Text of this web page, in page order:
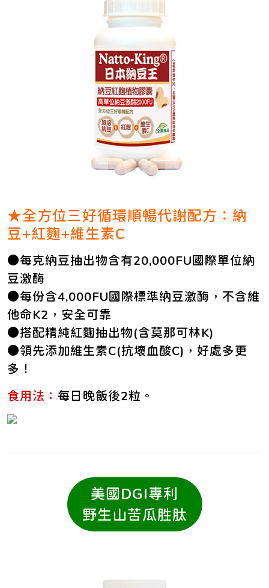
★全方位三好循環順暢代謝配方：納
豆+紅麴+維生素C
●每克納豆抽出物含有20,000FU國際單位納
豆激酶
●每份含4,000FU國際標準納豆激酶，不含維
他命K2，安全可靠
●搭配精純紅麴抽出物(含莫那可林K)
●領先添加維生素C(抗壞血酸C)，好處多更
多！
食用法： 每日晚飯後2粒。
美國DGI專利
野生山苦瓜胜肽